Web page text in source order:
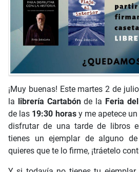
¡Muy buenas! Este martes 2 de
la librería Cartabónde la Feria
de las 19:30 horasy me apetece
disfrutar de una tarde de libros
tienes un ejemplar de alguno
quieres que te lo firme, ¡tráetelo